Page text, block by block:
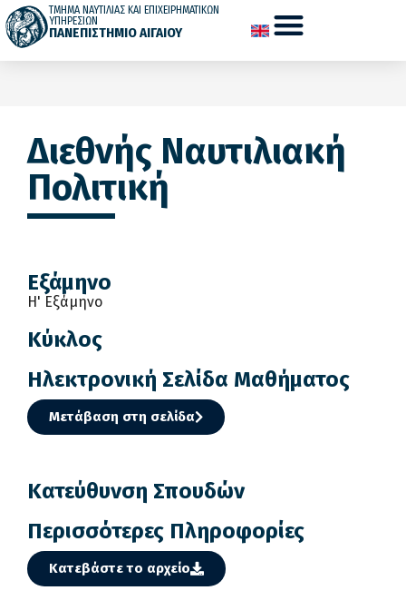
ΤΜΗΜΑ ΝΑΥΤΙΛΙΑΣ ΚΑΙ ΕΠΙΧΕΙΡΗΜΑΤΙΚΩΝ
ΥΠΗΡΕΣΙΩΝ
ΠΑΝΕΠΙΣΤΗΜΙΟ ΑΙΓΑΙΟΥ
Διεθνής Ναυτιλιακή
Πολιτική
Εξάμηνο
Η' Εξάμηνο
Κύκλος
Ηλεκτρονική Σελίδα Μαθήματος
Μετάβαση στη σελίδα
Κατεύθυνση Σπουδών
Περισσότερες Πληροφορίες
Κατεβάστε το αρχείο